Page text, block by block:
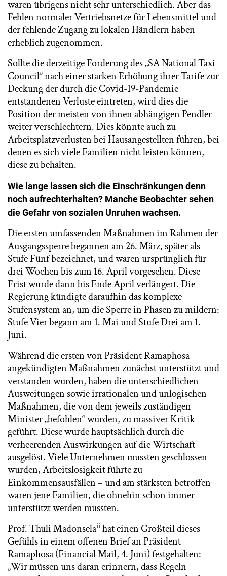
waren übrigens nicht sehr unterschiedlich. Aber das
Fehlen normaler Vertriebsnetze für Lebensmittel und
der fehlende Zugang zu lokalen Händlern haben
erheblich zugenommen.
Sollte die derzeitige Forderung des „SA National Taxi
Council” nach einer starken Erhöhung ihrer Tarife zur
Deckung der durch die Covid-19-Pandemie
entstandenen Verluste eintreten, wird dies die
Position der meisten von ihnen abhängigen Pendler
weiter verschlechtern. Dies könnte auch zu
Arbeitsplatzverlusten bei Hausangestellten führen, bei
denen es sich viele Familien nicht leisten können,
diese zu behalten.
Wie lange lassen sich die Einschränkungen denn
noch aufrechterhalten? Manche Beobachter sehen
die Gefahr von sozialen Unruhen wachsen.
Die ersten umfassenden Maßnahmen im Rahmen der
Ausgangssperre begannen am 26. März, später als
Stufe Fünf bezeichnet, und waren ursprünglich für
drei Wochen bis zum 16. April vorgesehen. Diese
Frist wurde dann bis Ende April verlängert. Die
Regierung kündigte daraufhin das komplexe
Stufensystem an, um die Sperre in Phasen zu mildern:
Stufe Vier begann am 1. Mai und Stufe Drei am 1.
Juni.
Während die ersten von Präsident Ramaphosa
angekündigten Maßnahmen zunächst unterstützt und
verstanden wurden, haben die unterschiedlichen
Ausweitungen sowie irrationalen und unlogischen
Maßnahmen, die von dem jeweils zuständigen
Minister „befohlen“ wurden, zu massiver Kritik
geführt. Diese wurde hauptsächlich durch die
verheerenden Auswirkungen auf die Wirtschaft
ausgelöst. Viele Unternehmen mussten geschlossen
wurden, Arbeitslosigkeit führte zu
Einkommensausfällen – und am stärksten betroffen
waren jene Familien, die ohnehin schon immer
unterstützt werden mussten.
Prof. Thuli Madonselaii hat einen Großteil dieses
Gefühls in einem offenen Brief an Präsident
Ramaphosa (Financial Mail, 4. Juni) festgehalten:
„Wir müssen uns daran erinnern, dass Regeln